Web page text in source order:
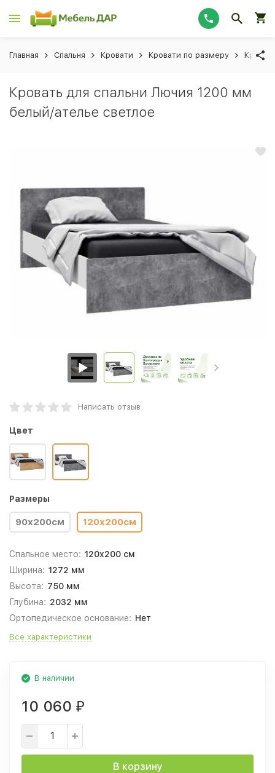
Главная Спальня Кровати Кровати по размеру
Кровать для спальни Лючия 1200 мм
белый/ателье светлое
Написать отзыв
Цвет
Размеры
90х200см 120х200см
Спальное место: 120x200 см
Ширина: 1272 мм
Высота: 750 мм
Глубина: 2032 мм
Ортопедическое основание: Нет
Все характеристики
В наличии
10 060 ₽
В корзину